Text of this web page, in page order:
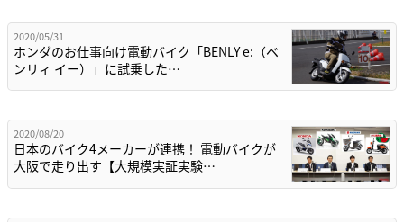
2020/05/31
ホンダのお仕事向け電動バイク「BENLY e:（ベ
ンリィ イー）」に試乗した…
2020/08/20
日本のバイク4メーカーが連携！ 電動バイクが
大阪で走り出す【大規模実証実験…